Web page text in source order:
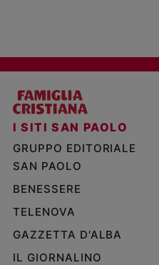
I SITI SAN PAOLO
GRUPPO EDITORIALE
SAN PAOLO
BENESSERE
TELENOVA
GAZZETTA D'ALBA
IL GIORNALINO